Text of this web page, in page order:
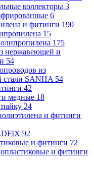
коллекторы 3
6
и фитинги 190
15
175
нержавеющей и
54
из
SANHA 54
42
медные 18
24
и фитинги
92
и фитинги 72
и фитинги